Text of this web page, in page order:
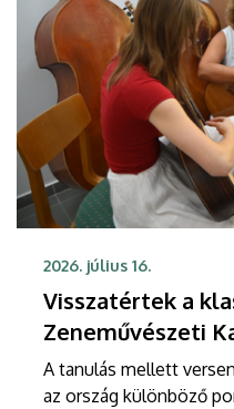
2026. július 16.
Visszatértek a
Zeneművészeti
A tanulás mellett
az ország különböző